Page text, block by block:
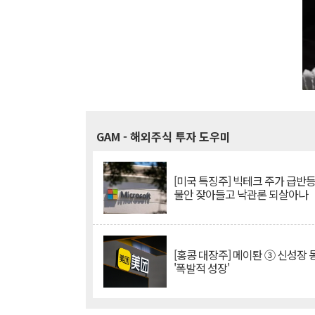
GAM - 해외주식 투자 도우미
[미국 특징주] 빅테크 주가 급반
불안 잦아들고 낙관론 되살아나
[홍콩 대장주] 메이퇀 ③ 신성장
'폭발적 성장'